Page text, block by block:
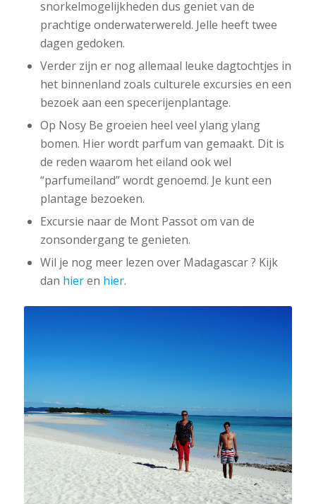
snorkelmogelijkheden dus geniet van de
prachtige onderwaterwereld. Jelle heeft twee
dagen gedoken.
Verder zijn er nog allemaal leuke dagtochtjes in
het binnenland zoals culturele excursies en een
bezoek aan een specerijenplantage.
Op Nosy Be groeien heel veel ylang ylang
bomen. Hier wordt parfum van gemaakt. Dit is
de reden waarom het eiland ook wel
“parfumeiland” wordt genoemd. Je kunt een
plantage bezoeken.
Excursie naar de Mont Passot om van de
zonsondergang te genieten.
Wil je nog meer lezen over Madagascar ? Kijk
dan hieren hier.